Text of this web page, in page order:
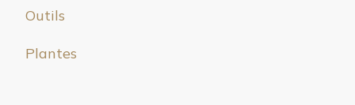
Outils
Plantes